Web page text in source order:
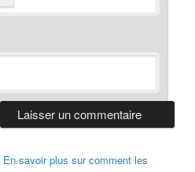
En savoir plus sur comment les